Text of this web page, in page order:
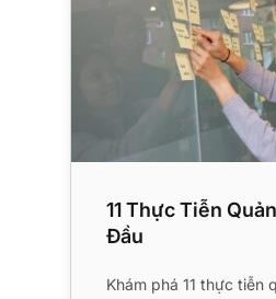
11 Thực Tiễn
Đầu
Khám phá 11 thực tiễn